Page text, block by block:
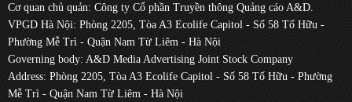
Cơ quan chủ quản: Công ty Cổ phần Truyền thông Quảng cáo A&D.
VPGD Hà Nội: Phòng 2205, Tòa A3 Ecolife Capitol - Số 58 Tố Hữu -
Phường Mễ Trì - Quận Nam Từ Liêm - Hà Nội
Governing body: A&D Media Advertising Joint Stock Company
Address: Phòng 2205, Tòa A3 Ecolife Capitol - Số 58 Tố Hữu - Phường
Mễ Trì - Quận Nam Từ Liêm - Hà Nội